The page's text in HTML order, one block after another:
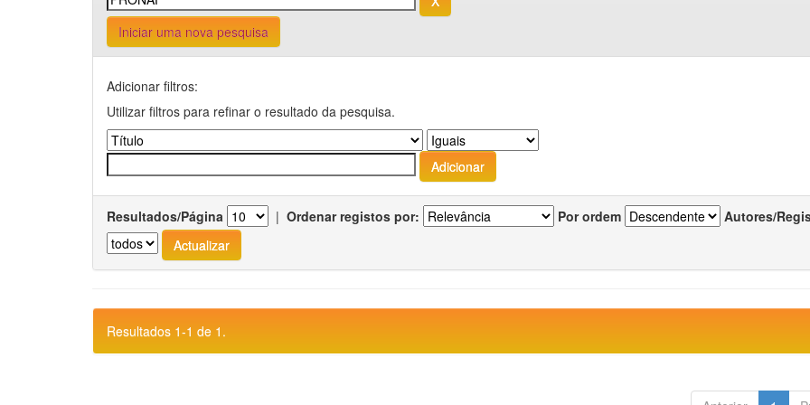
Iniciar uma nova pesquisa
Adicionar filtros:
Utilizar filtros para refinar o resultado da pesquisa.
Resultados/Página | Ordenar registos por: Por ordem Autores/
Resultados 1-1 de 1.